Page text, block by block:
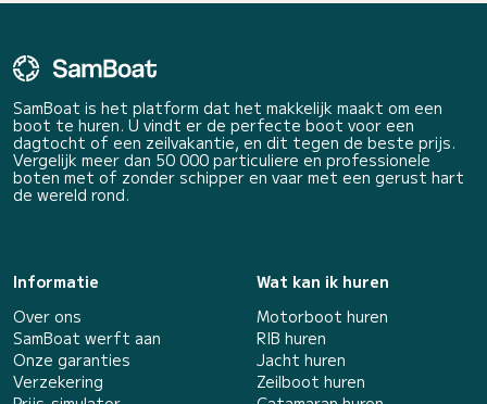
SamBoat is het platform dat het makkelijk maakt om een
boot te huren. U vindt er de perfecte boot voor een
dagtocht of een zeilvakantie, en dit tegen de beste prijs.
Vergelijk meer dan 50 000 particuliere en professionele
boten met of zonder schipper en vaar met een gerust hart
de wereld rond.
Informatie
Over ons
SamBoat werft aan
Onze garanties
Verzekering
Wat kan ik huren
Motorboot huren
RIB huren
Jacht huren
Zeilboot huren